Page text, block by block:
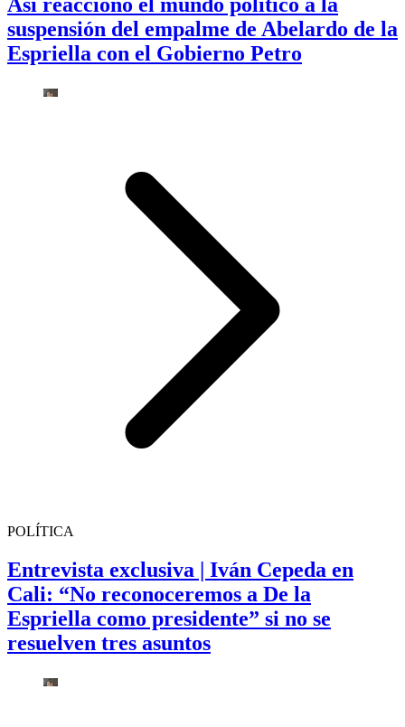
suspensión del empalme de Abelardo de la
Espriella con el Gobierno Petro
POLÍTICA
Entrevista exclusiva | Iván Cepeda en
Cali: “No reconoceremos a De la
Espriella como presidente” si no se
resuelven tres asuntos